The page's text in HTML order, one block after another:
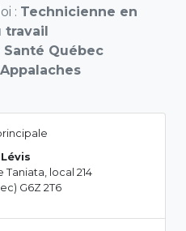
: Technicienne en
travail
Santé Québec
Taniata, local 214
G6Z 2T6